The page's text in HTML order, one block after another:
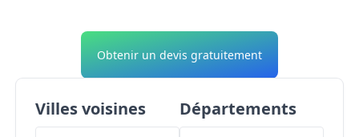
Obtenir un devis gratuitement
Villes voisines Départements